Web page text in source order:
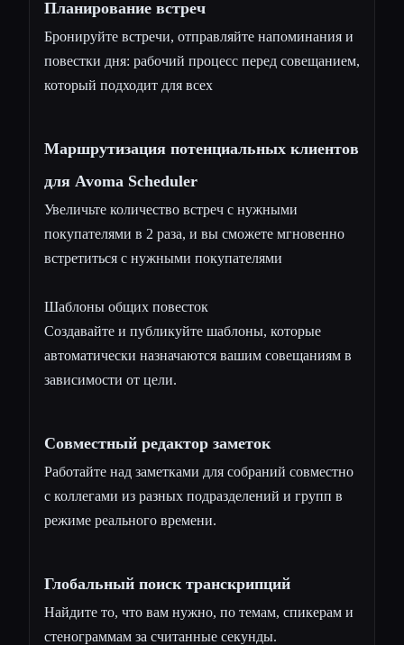
Планирование встреч
Бронируйте встречи, отправляйте напоминания и
повестки дня: рабочий процесс перед совещанием,
который подходит для всех
Маршрутизация потенциальных клиентов
для Avoma Scheduler
Увеличьте количество встреч с нужными
покупателями в 2 раза, и вы сможете мгновенно
встретиться с нужными покупателями
Шаблоны общих повесток
Создавайте и публикуйте шаблоны, которые
автоматически назначаются вашим совещаниям в
зависимости от цели.
Совместный редактор заметок
Работайте над заметками для собраний совместно
с коллегами из разных подразделений и групп в
режиме реального времени.
Глобальный поиск транскрипций
Найдите то, что вам нужно, по темам, спикерам и
стенограммам за считанные секунды.